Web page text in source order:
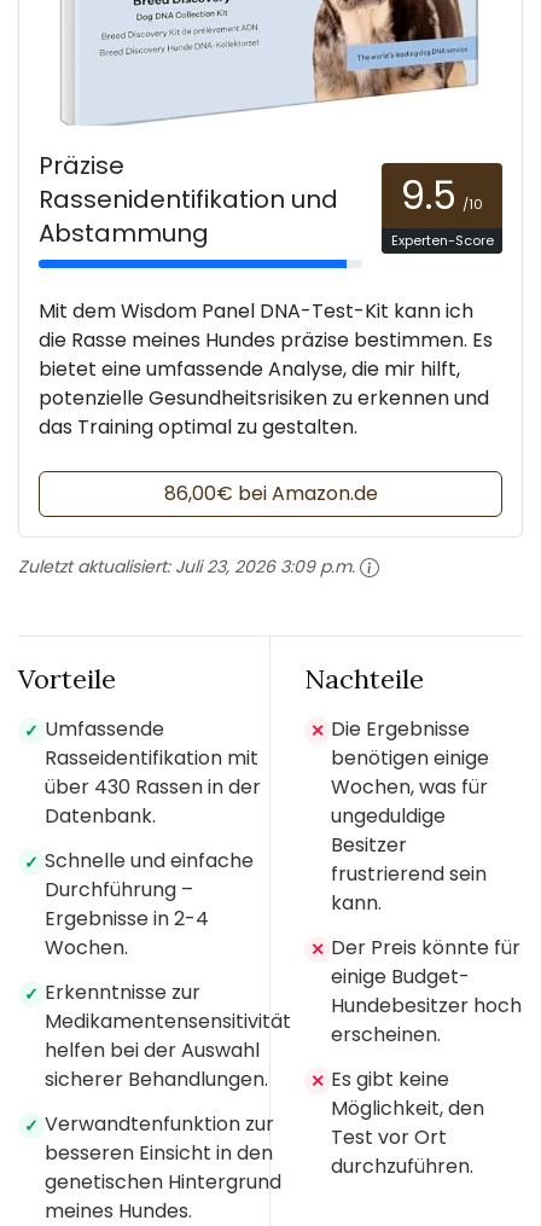
Präzise
Rassenidentifikation und
Abstammung
9.5 /10
Experten-Score
Mit dem Wisdom Panel DNA-Test-Kit kann ich
die Rasse meines Hundes präzise bestimmen. Es
bietet eine umfassende Analyse, die mir hilft,
potenzielle Gesundheitsrisiken zu erkennen und
das Training optimal zu gestalten.
86,00€ bei Amazon.de
Zuletzt aktualisiert: Juli 23, 2026 3:09 p.m.
Vorteile
✓ Umfassende
Rasseidentifikation mit
über 430 Rassen in der
Datenbank.
✓ Schnelle und einfache
Durchführung –
Ergebnisse in 2-4
Wochen.
✓ Erkenntnisse zur
Medikamentensensitivität
helfen bei der Auswahl
sicherer Behandlungen.
✓ Verwandtenfunktion zur
besseren Einsicht in den
genetischen Hintergrund
meines Hundes.
Nachteile
✕ Die Ergebnisse
benötigen einige
Wochen, was für
ungeduldige
Besitzer
frustrierend sein
kann.
✕ Der Preis könnte für
einige Budget-
Hundebesitzer hoch
erscheinen.
✕ Es gibt keine
Möglichkeit, den
Test vor Ort
durchzuführen.